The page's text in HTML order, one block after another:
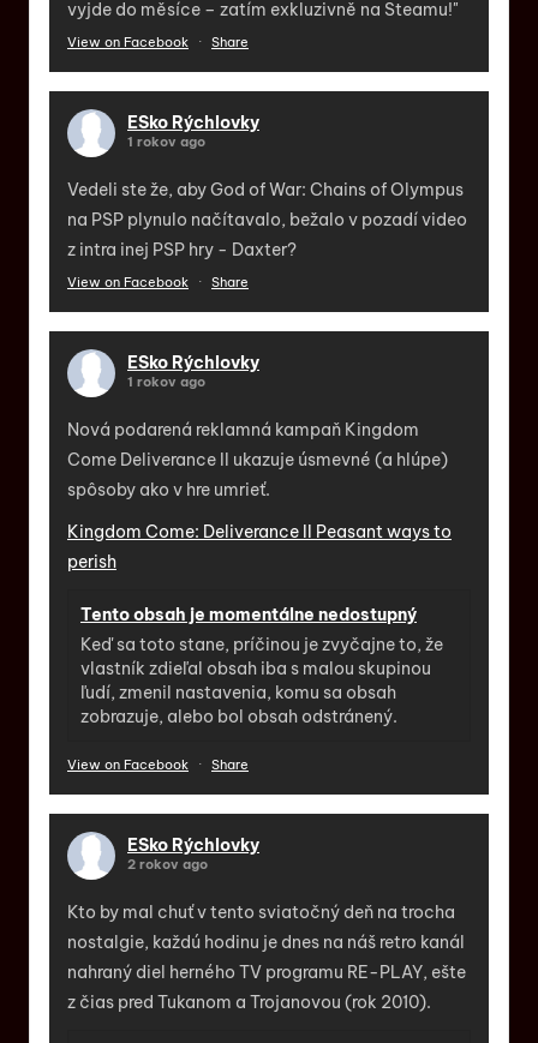
vyjde do měsíce – zatím exkluzivně na Steamu!"
View on Facebook · Share
ESko Rýchlovky
1 rokov ago
Vedeli ste že, aby God of War: Chains of Olympus
na PSP plynulo načítavalo, bežalo v pozadí video
z intra inej PSP hry - Daxter?
View on Facebook · Share
ESko Rýchlovky
1 rokov ago
Nová podarená reklamná kampaň Kingdom
Come Deliverance II ukazuje úsmevné (a hlúpe)
spôsoby ako v hre umrieť.
Kingdom Come: Deliverance II Peasant ways to
perish
Tento obsah je momentálne nedostupný
Keď sa toto stane, príčinou je zvyčajne to, že
vlastník zdieľal obsah iba s malou skupinou
ľudí, zmenil nastavenia, komu sa obsah
zobrazuje, alebo bol obsah odstránený.
View on Facebook · Share
ESko Rýchlovky
2 rokov ago
Kto by mal chuť v tento sviatočný deň na trocha
nostalgie, každú hodinu je dnes na náš retro kanál
nahraný diel herného TV programu RE-PLAY, ešte
z čias pred Tukanom a Trojanovou (rok 2010).